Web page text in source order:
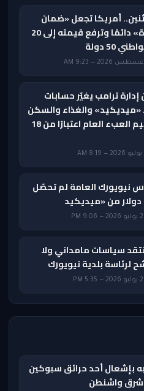
أمريكا تجعل «ضمان
تأشيرة الزيارة» دائمًا وترفع قيمته إلى 20
50 دولة
ترامب يغيّر حسابات
«ميديكيد» والغذاء والسكن
قد تدخل تقييم العبء العام اعتبارًا من 18
نيويورك العامة لم تحصّل
سياسات مامداني ولا
لرئاسة بلدية نيويورك
بإشعال أحد حرائق سبوكين
شرق واشنطن